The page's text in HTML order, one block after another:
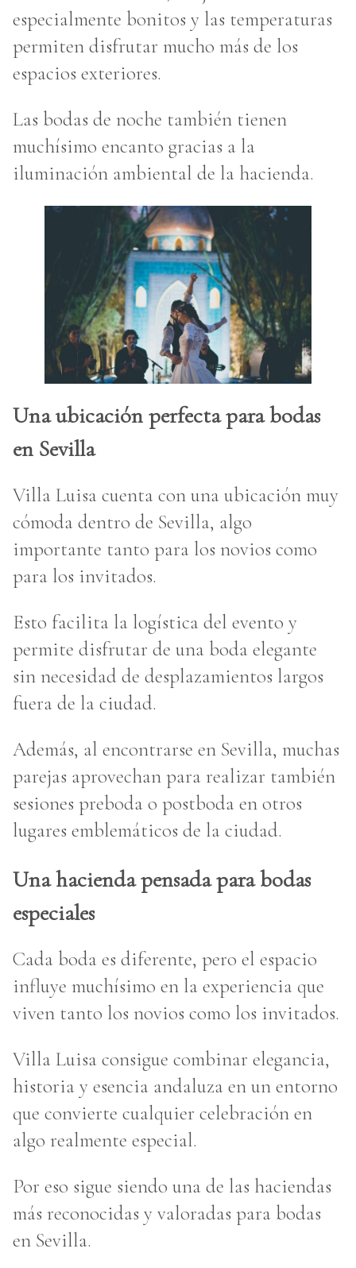
especialmente bonitos y las temperaturas
permiten disfrutar mucho más de los
espacios exteriores.
Las bodas de noche también tienen
muchísimo encanto gracias a la
iluminación ambiental de la hacienda.
Una ubicación perfecta para bodas
en Sevilla
Villa Luisa cuenta con una ubicación muy
cómoda dentro de Sevilla, algo
importante tanto para los novios como
para los invitados.
Esto facilita la logística del evento y
permite disfrutar de una boda elegante
sin necesidad de desplazamientos largos
fuera de la ciudad.
Además, al encontrarse en Sevilla, muchas
parejas aprovechan para realizar también
sesiones preboda o postboda en otros
lugares emblemáticos de la ciudad.
Una hacienda pensada para bodas
especiales
Cada boda es diferente, pero el espacio
influye muchísimo en la experiencia que
viven tanto los novios como los invitados.
Villa Luisa consigue combinar elegancia,
historia y esencia andaluza en un entorno
que convierte cualquier celebración en
algo realmente especial.
Por eso sigue siendo una de las haciendas
más reconocidas y valoradas para bodas
en Sevilla.